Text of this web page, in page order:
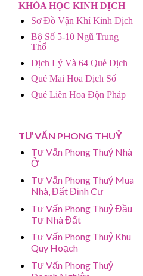
KHÓA HỌC KINH DỊCH
Sơ Đồ Vận Khí Kinh Dịch
Bộ Số 5-10 Ngũ Trung
Thổ
Dịch Lý Và 64 Quẻ Dịch
Quẻ Mai Hoa Dịch Số
Quẻ Liên Hoa Độn Pháp
TƯ VẤN PHONG THUỶ
Tư Vấn Phong Thuỷ Nhà
Ở
Tư Vấn Phong Thuỷ Mua
Nhà, Đất Định Cư
Tư Vấn Phong Thuỷ Đầu
Tư Nhà Đất
Tư Vấn Phong Thuỷ Khu
Quy Hoạch
Tư Vấn Phong Thuỷ